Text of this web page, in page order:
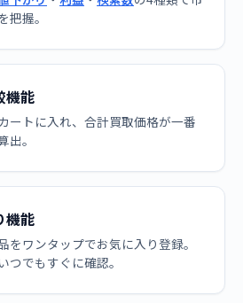
把握。
機能
ートに入れ、合計買取価格が一番
出。
機能
をワンタップでお気に入り登録。
つでもすぐに確認。